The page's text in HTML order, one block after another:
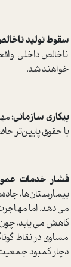
سقوط تولید
ناخالص داخلی
خواهند شد.
بیکاری سازمانی:
با حقوق پایین‌تر
فشار خدمات
بیمارستان‌ها،
می‌دهد. اما
کاهش می‌یابد،
مساوی در نقاط
دچار کمبود